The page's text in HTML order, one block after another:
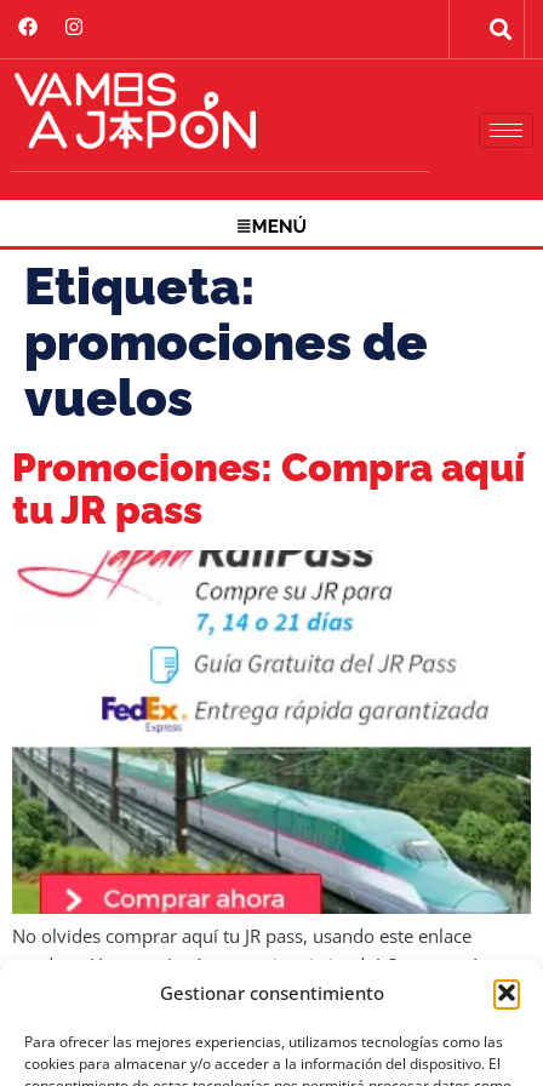
Gestionar consentimiento
Para ofrecer las mejores experiencias, utilizamos tecnologías como las
cookies para almacenar y/o acceder a la información del dispositivo. El
Etiqueta:
promociones de
vuelos
Promociones: Compra aquí
tu JR pass
No olvides comprar aquí tu JR pass, usando este enlace
ayudas a Vamos a Japón a seguir existiendo! Conoce más
sobre el JR pass y de como sacarle el máximo provecho